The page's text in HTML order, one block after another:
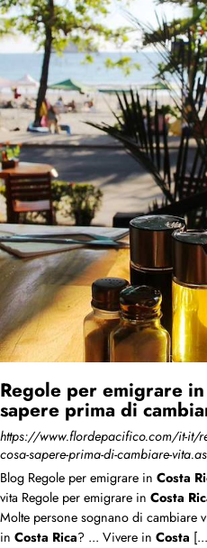
Regole per emigrare in
sapere prima di
https://www.flordepacifico.com/it-it/
cosa-sapere-prima-di-cambiare-
Blog Regole per emigrare in Costa
vita Regole per emigrare in Costa
Molte persone sognano di cambiare
in Costa Rica? ... Vivere in Costa